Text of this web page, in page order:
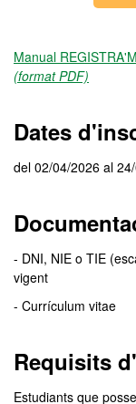
Manual
(format PDF)
Dates
del 02/04/2026 al
- DNI, NIE o TIE
vigent
- Currículum vitae
Requisits
Estudiants que